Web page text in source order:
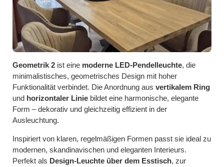
Geometrik 2 ist eine moderne LED-Pendelleuchte, die
minimalistisches, geometrisches Design mit hoher
Funktionalität verbindet. Die Anordnung aus vertikalem Ring
und horizontaler Linie bildet eine harmonische, elegante
Form – dekorativ und gleichzeitig effizient in der
Ausleuchtung.
Inspiriert von klaren, regelmäßigen Formen passt sie ideal zu
modernen, skandinavischen und eleganten Interieurs.
Perfekt als Design-Leuchte über dem Esstisch, zur